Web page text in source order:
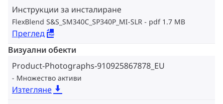
Инструкции за инсталиране
FlexBlend S&S_SM340C_SP340P_MI-SLR pdf 1.7 MB
Преглед
Визуални обекти
Product-Photographs-910925867878_EU
Множество активи
Изтегляне